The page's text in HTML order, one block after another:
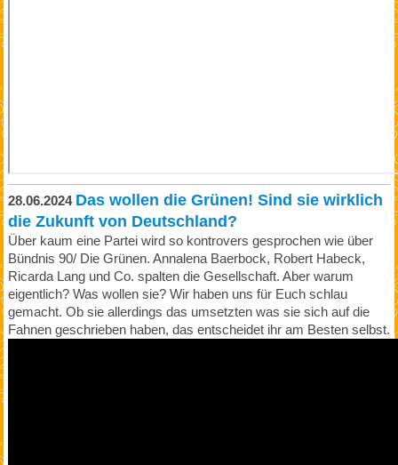
28.06.2024 Das wollen die Grünen! Sind sie wirklich
die Zukunft von Deutschland?
Über kaum eine Partei wird so kontrovers gesprochen wie über
Bündnis 90/ Die Grünen. Annalena Baerbock, Robert Habeck,
Ricarda Lang und Co. spalten die Gesellschaft. Aber warum
eigentlich? Was wollen sie? Wir haben uns für Euch schlau
gemacht. Ob sie allerdings das umsetzten was sie sich auf die
Fahnen geschrieben haben, das entscheidet ihr am Besten selbst.